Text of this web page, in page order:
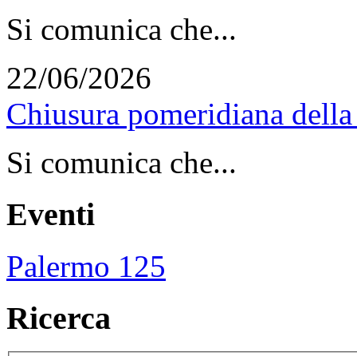
Si comunica che...
22/06/2026
Chiusura pomeridiana
Si comunica che...
Eventi
Palermo 125
Ricerca